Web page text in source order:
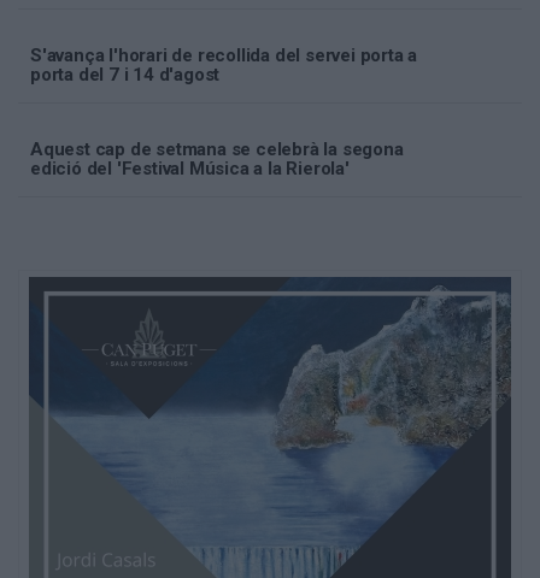
S'avança l'horari de recollida del servei porta a
porta del 7 i 14 d'agost
Aquest cap de setmana se celebrà la segona
edició del 'Festival Música a la Rierola'